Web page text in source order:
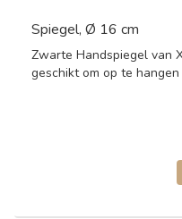
Spiegel, Ø 16 cm
Zwarte Handspiegel van
geschikt om op te